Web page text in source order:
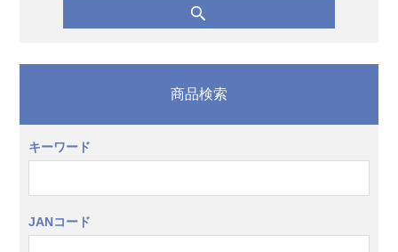
商品検索
キーワード
JANコード